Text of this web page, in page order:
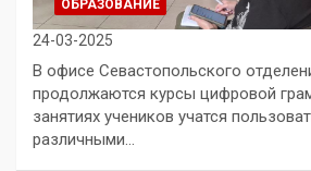
ОБРАЗОВАНИЕ
24-03-2025
В офисе Севастопольского
продолжаются курсы цифровой
занятиях учеников учатся
различными…